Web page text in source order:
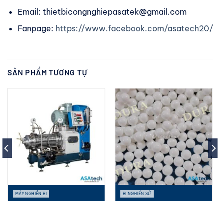
Email: thietbicongnghiepasatek@gmail.com
Fanpage: https://www.facebook.com/asatech20/
SẢN PHẨM TƯƠNG TỰ
MÁY NGHIỀN BI BI NGHIỀN SỨ